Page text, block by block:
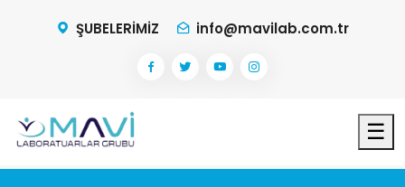
ŞUBELERİMİZ info@mavilab.com.tr
☰